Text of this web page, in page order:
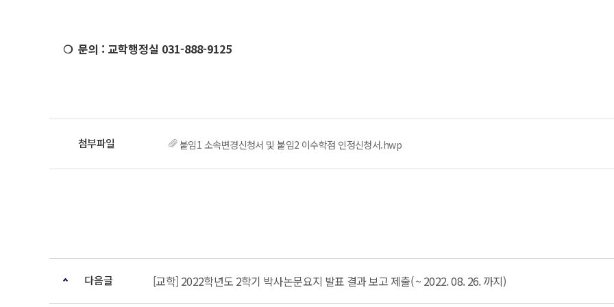
❍ 문의 : 교학행정실 031-888-9125
붙임1 소속변경신청서 및 붙임2 이수학점 인정신청서.hwp
다음글 [교학] 2022학년도 2학기 박사논문요지 발표 결과 보고 제출( ~ 2022. 08. 26. 까지)